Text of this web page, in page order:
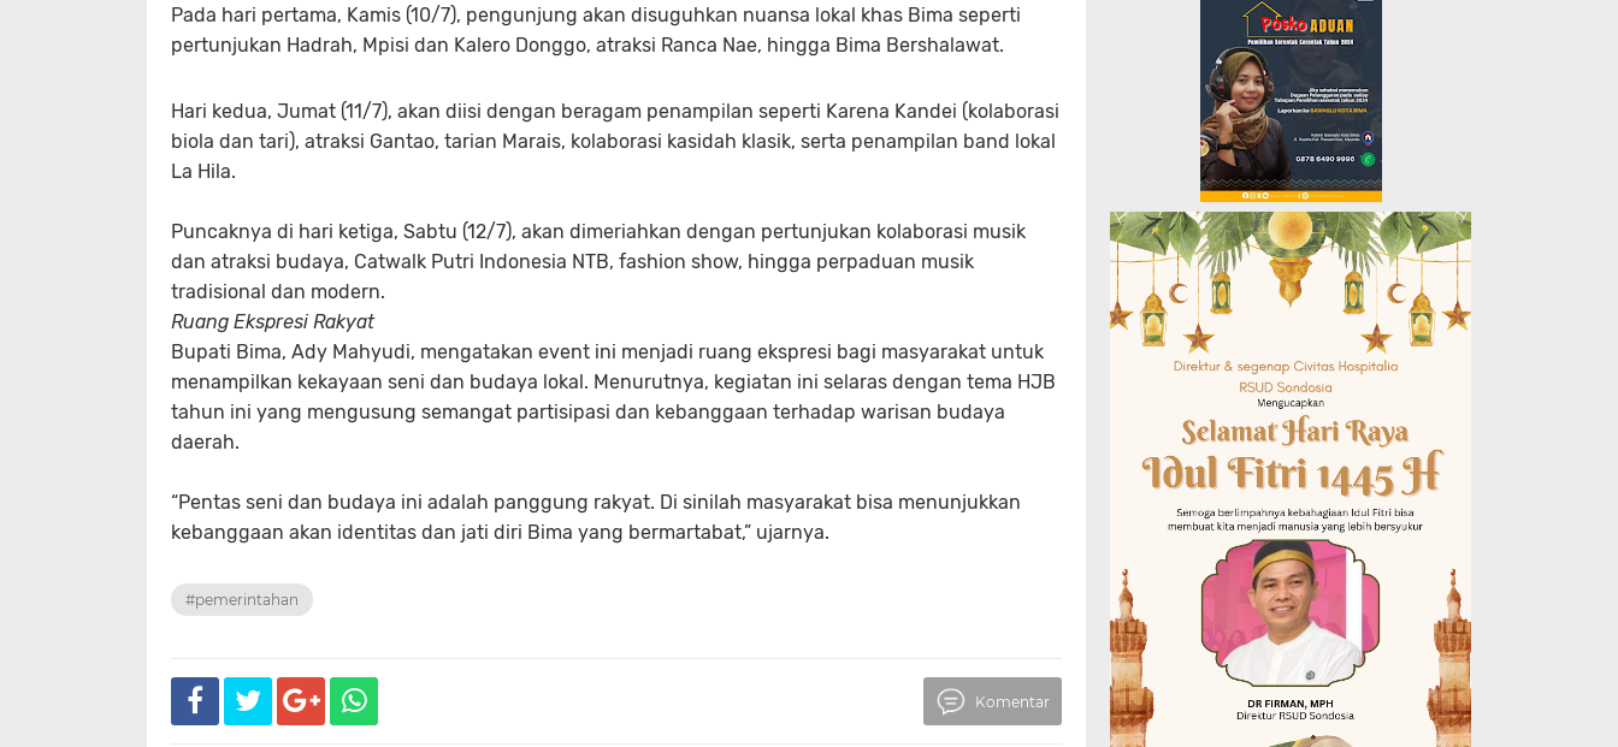
Pada hari pertama, Kamis (10/7), pengunjung akan disuguhkan nuansa lokal khas Bima seperti
pertunjukan Hadrah, Mpisi dan Kalero Donggo, atraksi Ranca Nae, hingga Bima Bershalawat.
Hari kedua, Jumat (11/7), akan diisi dengan beragam penampilan seperti Karena Kandei (kolaborasi
biola dan tari), atraksi Gantao, tarian Marais, kolaborasi kasidah klasik, serta penampilan band lokal
La Hila.
Puncaknya di hari ketiga, Sabtu (12/7), akan dimeriahkan dengan pertunjukan kolaborasi musik
dan atraksi budaya, Catwalk Putri Indonesia NTB, fashion show, hingga perpaduan musik
tradisional dan modern.
Ruang Ekspresi Rakyat
Bupati Bima, Ady Mahyudi, mengatakan event ini menjadi ruang ekspresi bagi masyarakat untuk
menampilkan kekayaan seni dan budaya lokal. Menurutnya, kegiatan ini selaras dengan tema HJB
tahun ini yang mengusung semangat partisipasi dan kebanggaan terhadap warisan budaya
daerah.
“Pentas seni dan budaya ini adalah panggung rakyat. Di sinilah masyarakat bisa menunjukkan
kebanggaan akan identitas dan jati diri Bima yang bermartabat,” ujarnya.
#pemerintahan
Komentar